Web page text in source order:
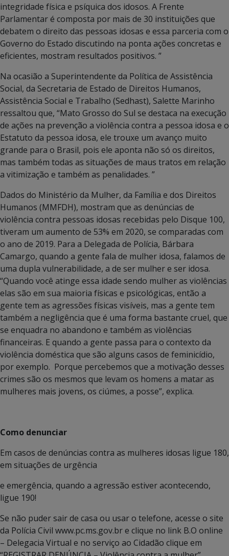
integridade física e psíquica dos idosos. A Frente
Parlamentar é composta por mais de 30 instituições que
debatem o direito das pessoas idosas e essa parceria com o
Governo do Estado discutindo na ponta ações concretas e
eficientes, mostram resultados positivos. ”
Na ocasião a Superintendente da Política de Assistência
Social, da Secretaria de Estado de Direitos Humanos,
Assistência Social e Trabalho (Sedhast), Salette Marinho
ressaltou que, “Mato Grosso do Sul se destaca na execução
de ações na prevenção a violência contra a pessoa idosa e o
Estatuto da pessoa idosa, ele trouxe um avanço muito
grande para o Brasil, pois ele aponta não só os direitos,
mas também todas as situações de maus tratos em relação
a vitimização e também as penalidades. ”
Dados do Ministério da Mulher, da Família e dos Direitos
Humanos (MMFDH), mostram que as denúncias de
violência contra pessoas idosas recebidas pelo Disque 100,
tiveram um aumento de 53% em 2020, se comparadas com
o ano de 2019. Para a Delegada de Polícia, Bárbara
Camargo, quando a gente fala de mulher idosa, falamos de
uma dupla vulnerabilidade, a de ser mulher e ser idosa.
“Quando você atinge essa idade sendo mulher as violências
elas são em sua maioria físicas e psicológicas, então a
gente tem as agressões físicas visíveis, mas a gente tem
também a negligência que é uma forma bastante cruel, que
se enquadra no abandono e também as violências
financeiras. E quando a gente passa para o contexto da
violência doméstica que são alguns casos de feminicídio,
por exemplo. Porque percebemos que a motivação desses
crimes são os mesmos que levam os homens a matar as
mulheres mais jovens, os ciúmes, a posse”, explica.
Como denunciar
Em casos de denúncias contra as mulheres idosas ligue 180,
em situações de urgência
e emergência, quando a agressão estiver acontecendo,
ligue 190!
Se não puder sair de casa ou usar o telefone, acesse o site
da Polícia Civil www.pc.ms.gov.br e clique no link B.O online
– Delegacia Virtual e no serviço ao Cidadão clique em